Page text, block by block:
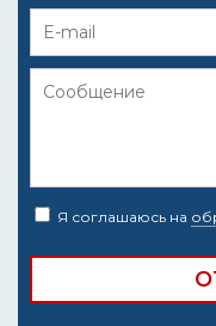
Я соглашаюсь на